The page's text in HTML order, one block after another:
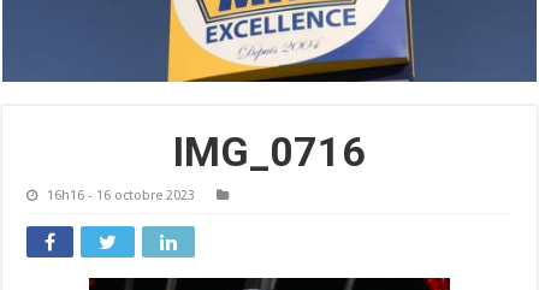
IMG_0716
16h16 - 16 octobre 2023